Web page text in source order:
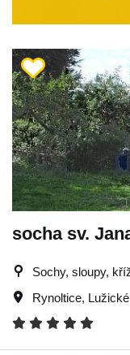
socha sv.
Sochy, sloupy,
Rynoltice,